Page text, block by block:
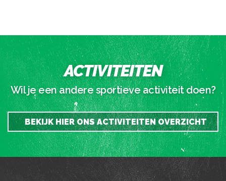
ACTIVITEITEN
Wil je een andere sportieve activiteit doen?
BEKIJK HIER ONS ACTIVITEITEN OVERZICHT